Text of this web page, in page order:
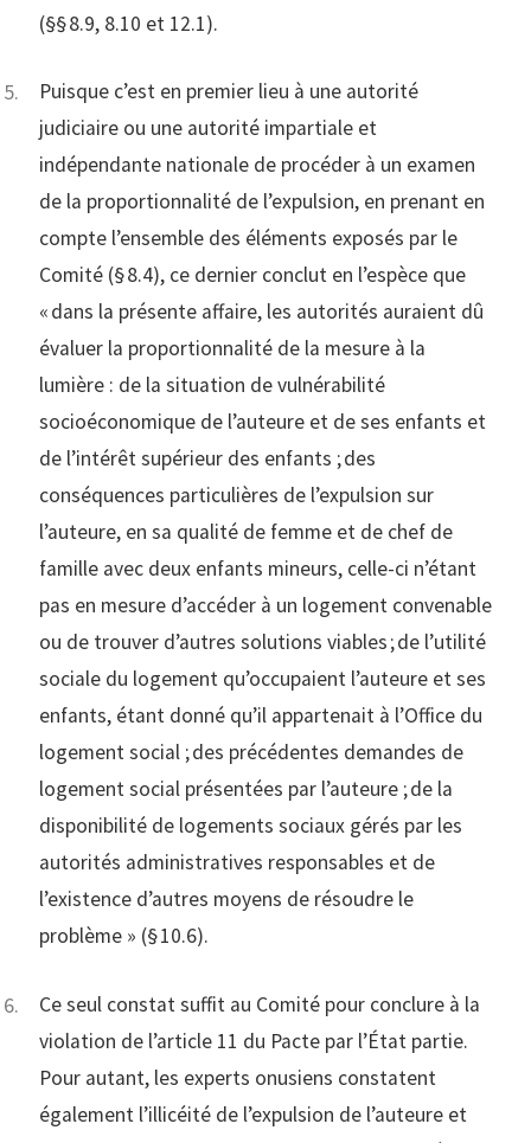
(§§ 8.9, 8.10 et 12.1).
Puisque c’est en premier lieu à une autorité
judiciaire ou une autorité impartiale et
indépendante nationale de procéder à un examen
de la proportionnalité de l’expulsion, en prenant en
compte l’ensemble des éléments exposés par le
Comité (§ 8.4), ce dernier conclut en l’espèce que
« dans la présente affaire, les autorités auraient dû
évaluer la proportionnalité de la mesure à la
lumière : de la situation de vulnérabilité
socioéconomique de l’auteure et de ses enfants et
de l’intérêt supérieur des enfants ; des
conséquences particulières de l’expulsion sur
l’auteure, en sa qualité de femme et de chef de
famille avec deux enfants mineurs, celle-ci n’étant
pas en mesure d’accéder à un logement convenable
ou de trouver d’autres solutions viables ; de l’utilité
sociale du logement qu’occupaient l’auteure et ses
enfants, étant donné qu’il appartenait à l’Office du
logement social ; des précédentes demandes de
logement social présentées par l’auteure ; de la
disponibilité de logements sociaux gérés par les
autorités administratives responsables et de
l’existence d’autres moyens de résoudre le
problème » (§ 10.6).
Ce seul constat suffit au Comité pour conclure à la
violation de l’article 11 du Pacte par l’État partie.
Pour autant, les experts onusiens constatent
également l’illicéité de l’expulsion de l’auteure et